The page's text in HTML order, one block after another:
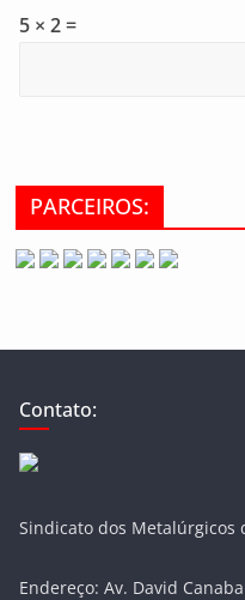
5 × 2 =
PARCEIROS:
Contato:
Sindicato dos Metalúrgicos
Endereço: Av. David